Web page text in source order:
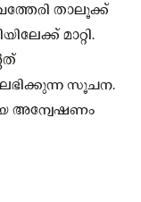
താലൂക്ക്
മാറ്റി.
സൂചന.
അന്വേഷണം